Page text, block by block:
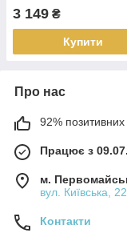
3 149 ₴
Купити
Про нас
92% позитивних
Працює з
м.
вул. Київська,
Контакти